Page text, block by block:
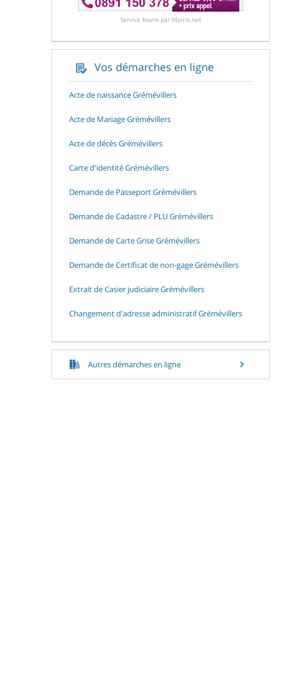
Service fourni par Mairie.net
Vos démarches en ligne
Acte de naissance Grémévillers
Acte de Mariage Grémévillers
Acte de décès Grémévillers
Carte d'identité Grémévillers
Demande de Passeport Grémévillers
Demande de Cadastre / PLU Grémévillers
Demande de Carte Grise Grémévillers
Demande de Certificat de non-gage Grémévillers
Extrait de Casier judiciaire Grémévillers
Changement d'adresse administratif Grémévillers
Autres démarches en ligne